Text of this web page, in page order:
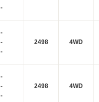
-
-
-
-
2498 4WD
-
-
-
2498 4WD